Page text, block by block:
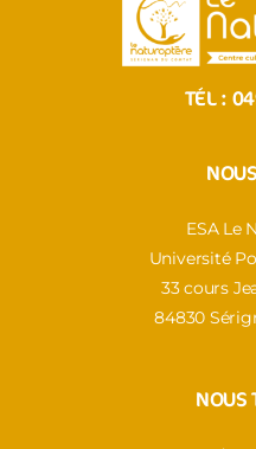
TÉL :
ESA Le
Université
33 cours
84830
NOUS